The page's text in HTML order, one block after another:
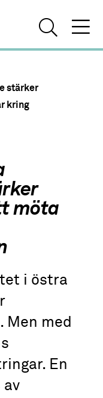
stärker
kring
möta
i östra
med
En
av